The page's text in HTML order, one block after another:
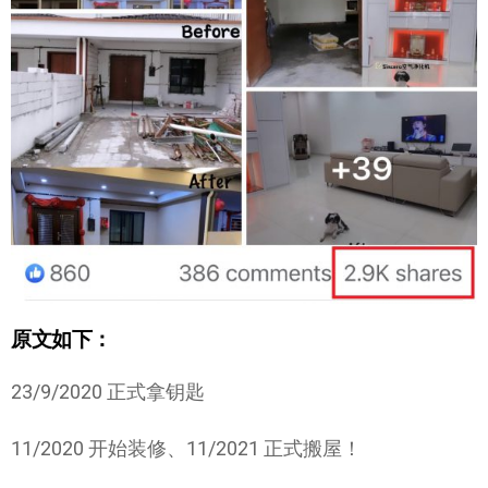
原文如下：
23/9/2020 正式拿钥匙
11/2020 开始装修、11/2021 正式搬屋！